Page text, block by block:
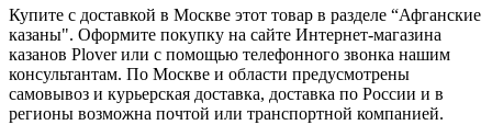
Купите с доставкой в Москве этот товар в разделе “Афганские
казаны". Оформите покупку на сайте Интернет-магазина
казанов Plover или с помощью телефонного звонка нашим
консультантам. По Москве и области предусмотрены
самовывоз и курьерская доставка, доставка по России и в
регионы возможна почтой или транспортной компанией.